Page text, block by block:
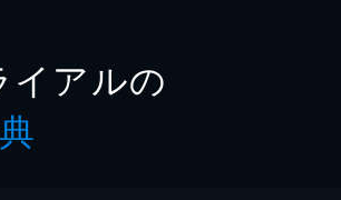
イアルの